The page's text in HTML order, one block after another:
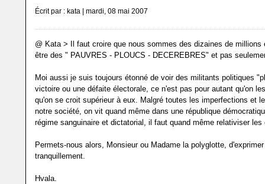
Écrit par : kata | mardi, 08 mai 2007
@ Kata > Il faut croire que nous sommes des dizaines de millions
être des " PAUVRES - PLOUCS - DECEREBRES" et pas
Moi aussi je suis toujours étonné de voir des militants politiques
victoire ou une défaite électorale, ce n'est pas pour autant qu'on
qu'on se croit supérieur à eux. Malgré toutes les imperfections et
notre société, on vit quand même dans une république
régime sanguinaire et dictatorial, il faut quand même relativiser les
Permets-nous alors, Monsieur ou Madame la polyglotte,
tranquillement.
Hvala.